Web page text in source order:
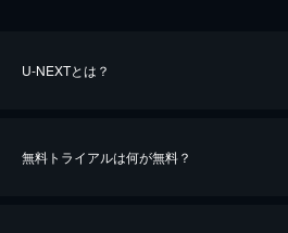
U-NEXTとは？
無料トライアルは何が無料？